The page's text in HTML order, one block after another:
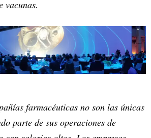
vacunas.
farmacéuticas no son las únicas
parte de sus operaciones de